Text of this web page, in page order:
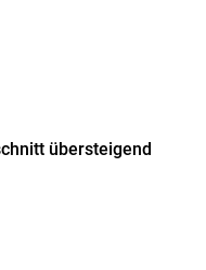
übersteigend